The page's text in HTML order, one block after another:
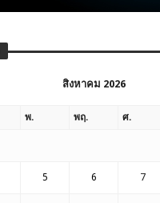
สิงหาคม 2026
พ. พฤ. ศ.
5 6 7